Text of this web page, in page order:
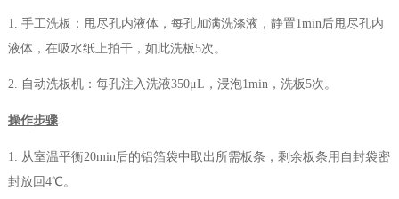
1. 手工洗板：甩尽孔内液体，每孔加满洗涤液，静置1min后甩尽孔内
液体，在吸水纸上拍干，如此洗板5次。
2. 自动洗板机：每孔注入洗液350μL，浸泡1min，洗板5次。
操作步骤
1. 从室温平衡20min后的铝箔袋中取出所需板条，剩余板条用自封袋密
封放回4℃。